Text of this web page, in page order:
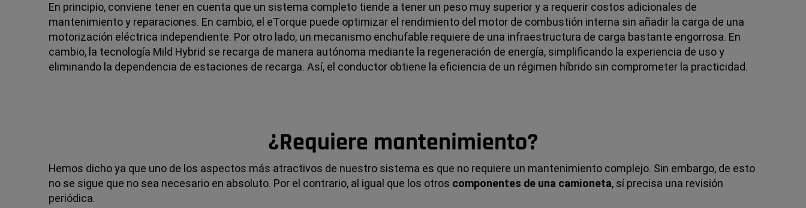
En principio, conviene tener en cuenta que un sistema completo tiende a tener un peso muy superior y a requerir costos adicionales de
mantenimiento y reparaciones. En cambio, el eTorque puede optimizar el rendimiento del motor de combustión interna sin añadir la carga de una
motorización eléctrica independiente. Por otro lado, un mecanismo enchufable requiere de una infraestructura de carga bastante engorrosa. En
cambio, la tecnología Mild Hybrid se recarga de manera autónoma mediante la regeneración de energía, simplificando la experiencia de uso y
eliminando la dependencia de estaciones de recarga. Así, el conductor obtiene la eficiencia de un régimen híbrido sin comprometer la practicidad.
¿Requiere mantenimiento?
Hemos dicho ya que uno de los aspectos más atractivos de nuestro sistema es que no requiere un mantenimiento complejo. Sin embargo, de esto
no se sigue que no sea necesario en absoluto. Por el contrario, al igual que los otros componentes de una camioneta, sí precisa una revisión
periódica.